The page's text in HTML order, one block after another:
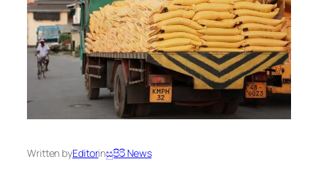
Written byEditorinසුපිරි News